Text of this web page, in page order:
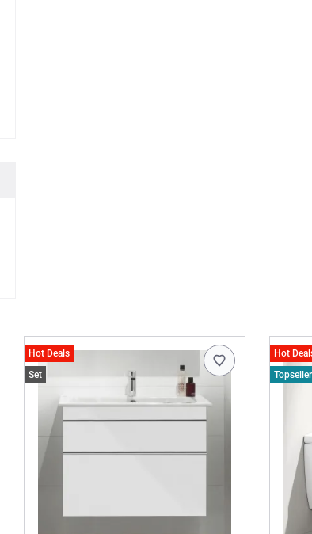
Hot Deals
Set
Hot
Topseller